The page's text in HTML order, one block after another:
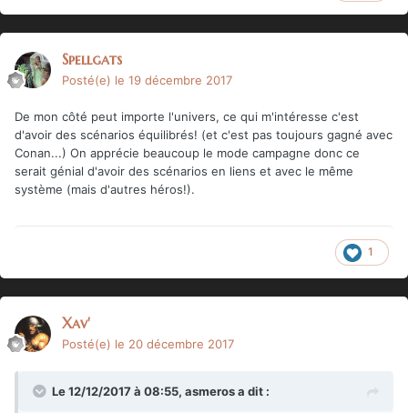
Spellgats
Posté(e) le 19 décembre 2017
De mon côté peut importe l'univers, ce qui m'intéresse c'est
d'avoir des scénarios équilibrés! (et c'est pas toujours gagné avec
Conan...) On apprécie beaucoup le mode campagne donc ce
serait génial d'avoir des scénarios en liens et avec le même
système (mais d'autres héros!).
1
Xav'
Posté(e) le 20 décembre 2017
Le 12/12/2017 à 08:55, asmerosa dit :